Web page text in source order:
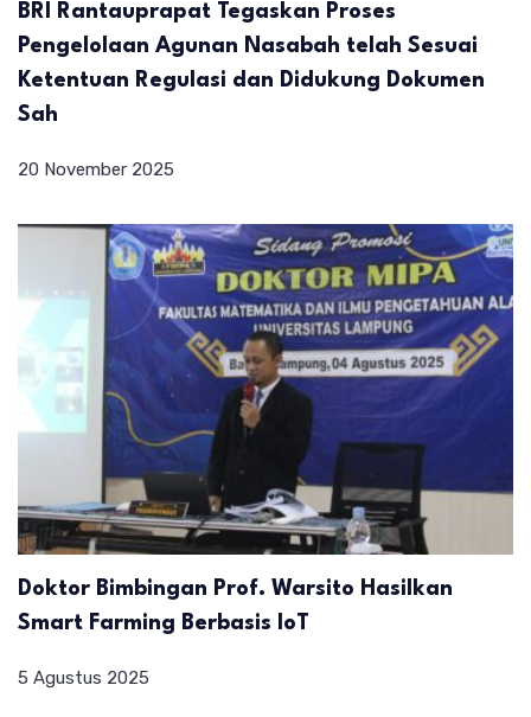
BRI Rantauprapat Tegaskan Proses
Pengelolaan Agunan Nasabah telah Sesuai
Ketentuan Regulasi dan Didukung Dokumen
Sah
20 November 2025
Doktor Bimbingan Prof. Warsito Hasilkan
Smart Farming Berbasis IoT
5 Agustus 2025